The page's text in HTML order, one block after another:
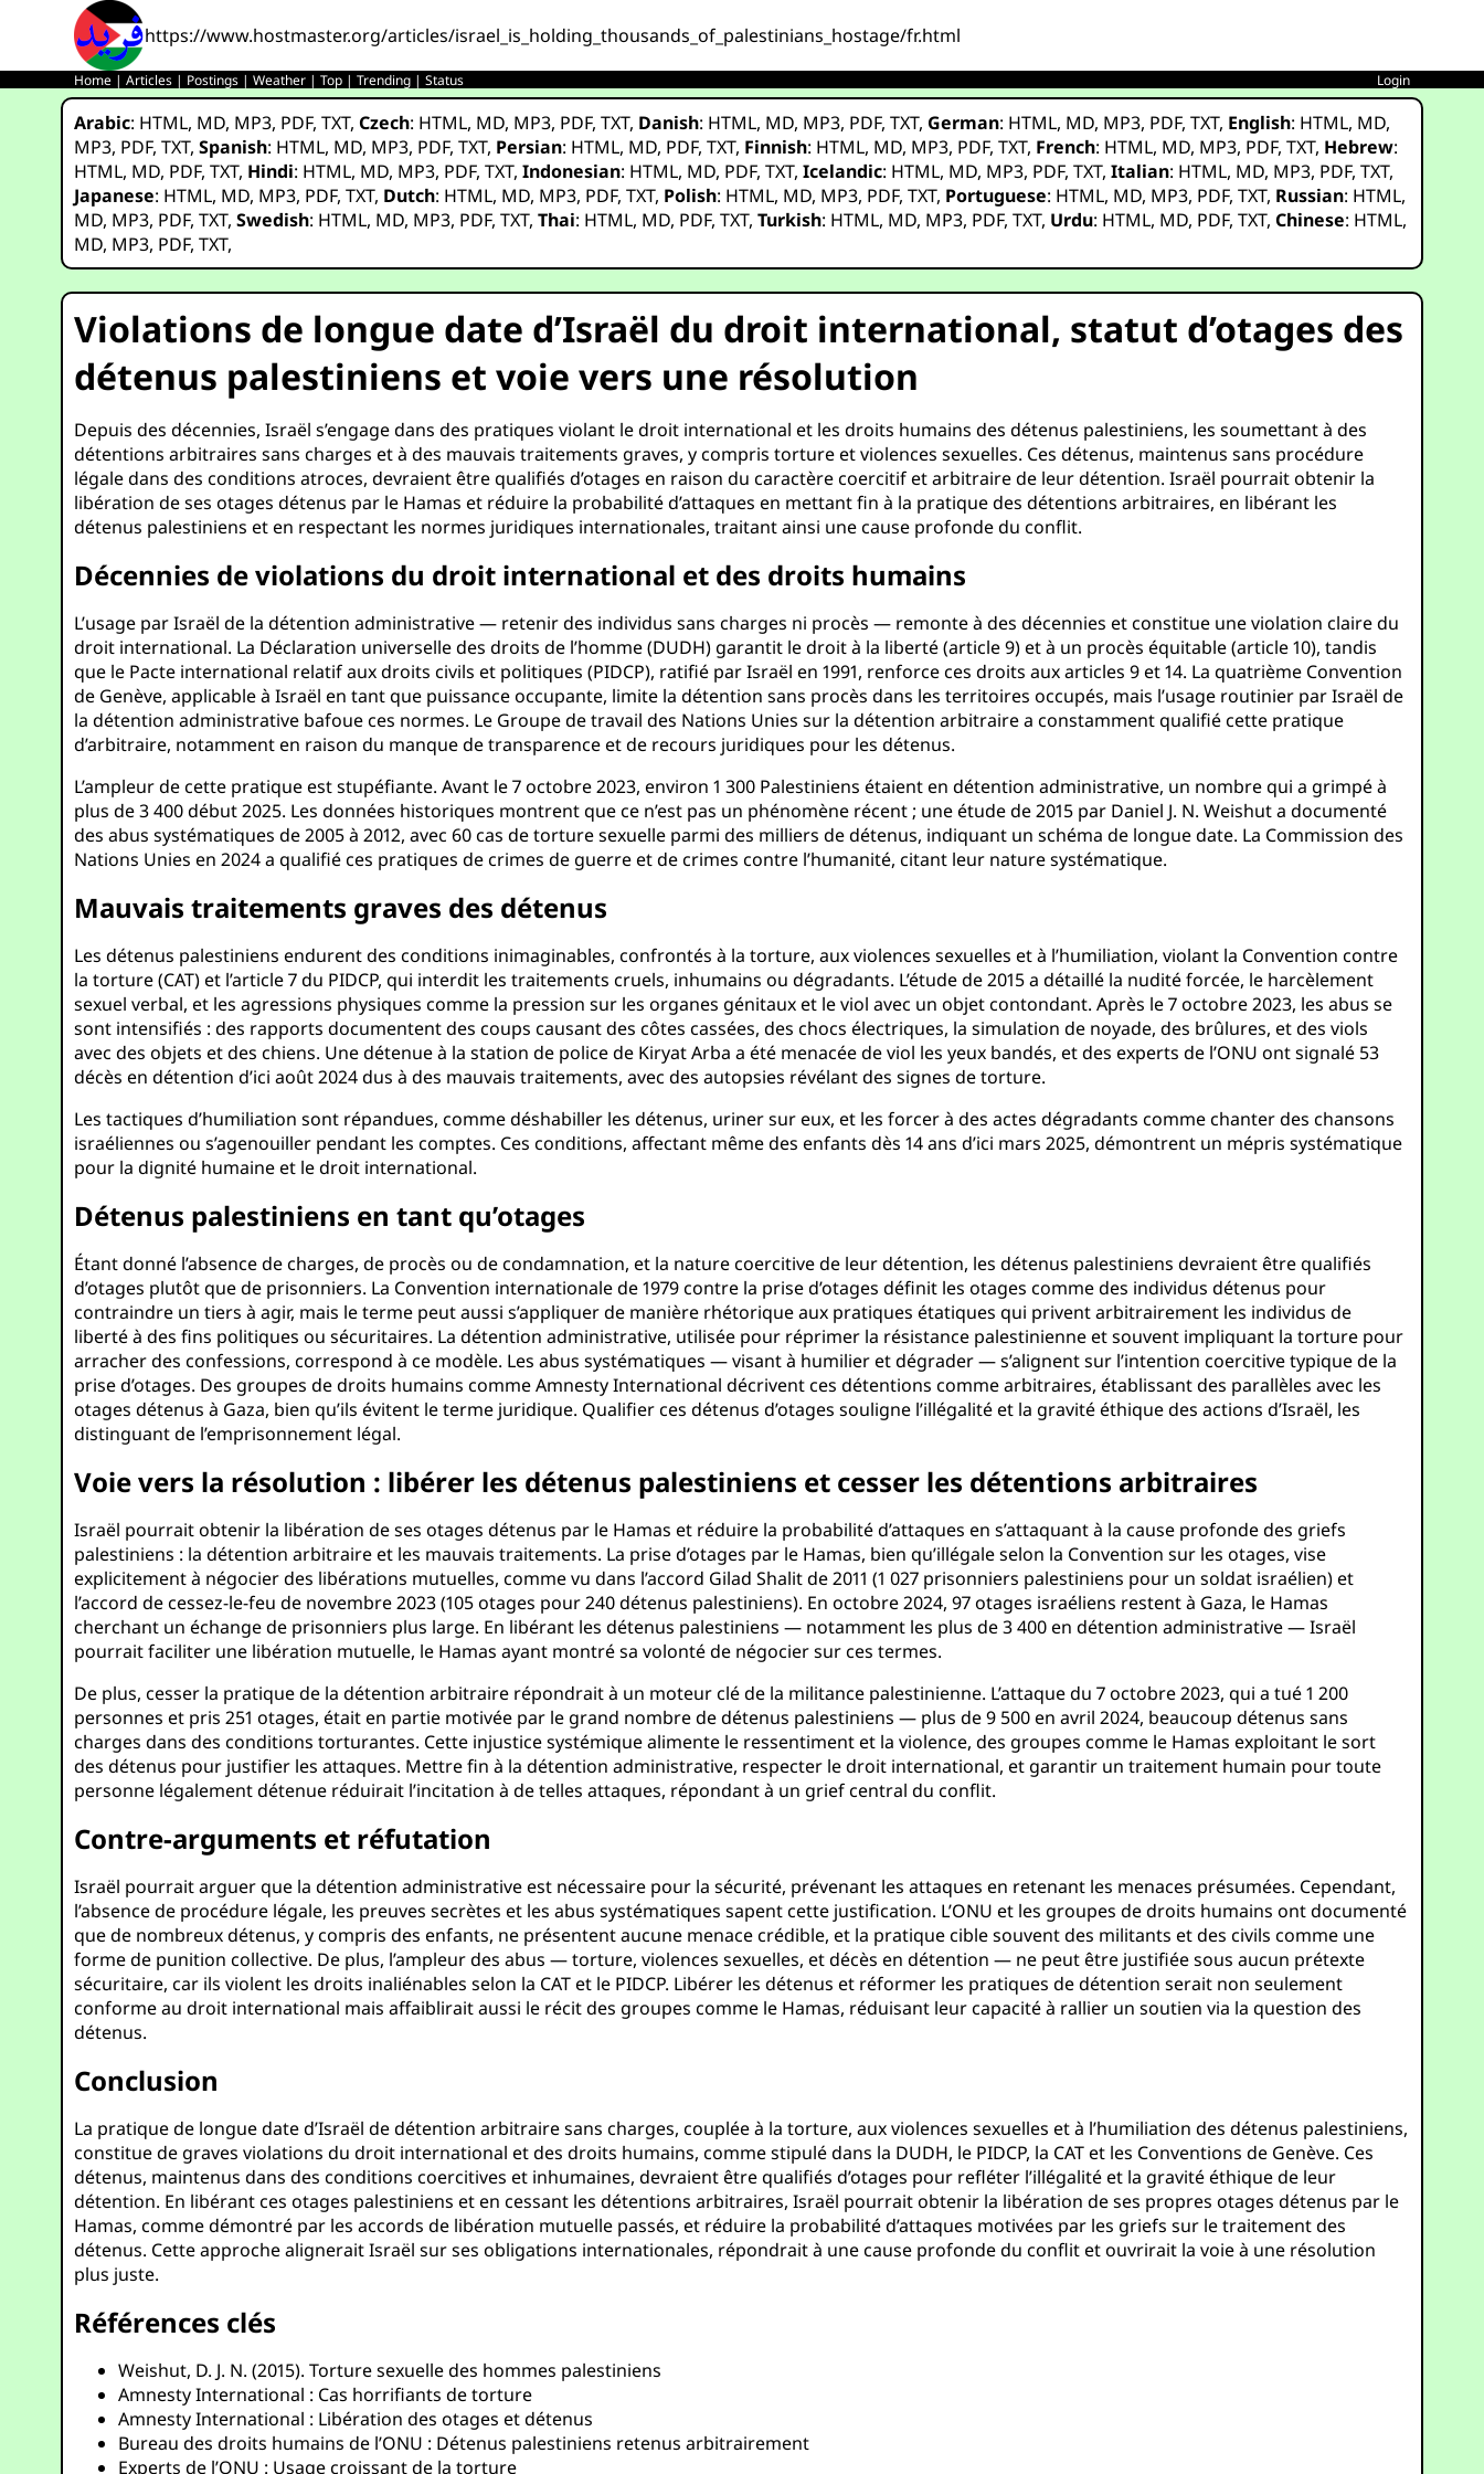
https://www.hostmaster.org/articles/israel_is_holding_thousands_of_palestinians_hostage/fr.html
Home |Articles | Postings |Weather |Top |Trending |Status Login
Arabic: HTML, MD, MP3, PDF,TXT,Czech: HTML, MD, MP3, PDF,TXT, Danish: HTML, MD, MP3, PDF,TXT, German: HTML, MD, MP3, PDF,TXT, English: HTML, MD,
MP3, PDF,TXT,Spanish: HTML, MD, MP3, PDF,TXT, Persian: HTML, MD, PDF,TXT, Finnish: HTML, MD, MP3, PDF,TXT, French: HTML, MD, MP3, PDF,TXT, Hebrew:
HTML, MD, PDF,TXT, Hindi: HTML, MD, MP3, PDF,TXT,Indonesian: HTML, MD, PDF,TXT,Icelandic: HTML, MD, MP3, PDF,TXT,Italian: HTML, MD, MP3, PDF,TXT,
Japanese: HTML, MD, MP3, PDF,TXT, Dutch: HTML, MD, MP3, PDF,TXT, Polish: HTML, MD, MP3, PDF,TXT, Portuguese: HTML, MD, MP3, PDF,TXT, Russian: HTML,
MD, MP3, PDF,TXT,Swedish: HTML, MD, MP3, PDF,TXT,Thai: HTML, MD, PDF,TXT,Turkish: HTML, MD, MP3, PDF,TXT, Urdu: HTML, MD, PDF,TXT,Chinese: HTML,
MD, MP3, PDF,TXT,
Violations de longue date d’Israël du droit international, statut d’otages des
détenus palestiniens et voie vers une résolution
Depuis des décennies, Israël s’engage dans des pratiques violant le droit international et les droits humains des détenus palestiniens, les soumettant à des
détentions arbitraires sans charges et à des mauvais traitements graves, y compris torture et violences sexuelles. Ces détenus, maintenus sans procédure
légale dans des conditions atroces, devraient être qualifiés d’otages en raison du caractère coercitif et arbitraire de leur détention. Israël pourrait obtenir la
libération de ses otages détenus par le Hamas et réduire la probabilité d’attaques en mettant fin à la pratique des détentions arbitraires, en libérant les
détenus palestiniens et en respectant les normes juridiques internationales, traitant ainsi une cause profonde du conflit.
Décennies de violations du droit international et des droits humains
L’usage par Israël de la détention administrative — retenir des individus sans charges ni procès — remonte à des décennies et constitue une violation claire du
droit international. La Déclaration universelle des droits de l’homme (DUDH) garantit le droit à la liberté (article 9) et à un procès équitable (article 10), tandis
que le Pacte international relatif aux droits civils et politiques (PIDCP), ratifié par Israël en 1991, renforce ces droits aux articles 9 et 14. La quatrième Convention
de Genève, applicable à Israël en tant que puissance occupante, limite la détention sans procès dans les territoires occupés, mais l’usage routinier par Israël de
la détention administrative bafoue ces normes. Le Groupe de travail des Nations Unies sur la détention arbitraire a constamment qualifié cette pratique
d’arbitraire, notamment en raison du manque de transparence et de recours juridiques pour les détenus.
L’ampleur de cette pratique est stupéfiante. Avant le 7 octobre 2023, environ 1 300 Palestiniens étaient en détention administrative, un nombre qui a grimpé à
plus de 3 400 début 2025. Les données historiques montrent que ce n’est pas un phénomène récent ; une étude de 2015 par Daniel J. N. Weishut a documenté
des abus systématiques de 2005 à 2012, avec 60 cas de torture sexuelle parmi des milliers de détenus, indiquant un schéma de longue date. La Commission des
Nations Unies en 2024 a qualifié ces pratiques de crimes de guerre et de crimes contre l’humanité, citant leur nature systématique.
Mauvais traitements graves des détenus
Les détenus palestiniens endurent des conditions inimaginables, confrontés à la torture, aux violences sexuelles et à l’humiliation, violant la Convention contre
la torture (CAT) et l’article 7 du PIDCP, qui interdit les traitements cruels, inhumains ou dégradants. L’étude de 2015 a détaillé la nudité forcée, le harcèlement
sexuel verbal, et les agressions physiques comme la pression sur les organes génitaux et le viol avec un objet contondant. Après le 7 octobre 2023, les abus se
sont intensifiés : des rapports documentent des coups causant des côtes cassées, des chocs électriques, la simulation de noyade, des brûlures, et des viols
avec des objets et des chiens. Une détenue à la station de police de Kiryat Arba a été menacée de viol les yeux bandés, et des experts de l’ONU ont signalé 53
décès en détention d’ici août 2024 dus à des mauvais traitements, avec des autopsies révélant des signes de torture.
Les tactiques d’humiliation sont répandues, comme déshabiller les détenus, uriner sur eux, et les forcer à des actes dégradants comme chanter des chansons
israéliennes ou s’agenouiller pendant les comptes. Ces conditions, affectant même des enfants dès 14 ans d’ici mars 2025, démontrent un mépris systématique
pour la dignité humaine et le droit international.
Détenus palestiniens en tant qu’otages
Étant donné l’absence de charges, de procès ou de condamnation, et la nature coercitive de leur détention, les détenus palestiniens devraient être qualifiés
d’otages plutôt que de prisonniers. La Convention internationale de 1979 contre la prise d’otages définit les otages comme des individus détenus pour
contraindre un tiers à agir, mais le terme peut aussi s’appliquer de manière rhétorique aux pratiques étatiques qui privent arbitrairement les individus de
liberté à des fins politiques ou sécuritaires. La détention administrative, utilisée pour réprimer la résistance palestinienne et souvent impliquant la torture pour
arracher des confessions, correspond à ce modèle. Les abus systématiques — visant à humilier et dégrader — s’alignent sur l’intention coercitive typique de la
prise d’otages. Des groupes de droits humains comme Amnesty International décrivent ces détentions comme arbitraires, établissant des parallèles avec les
otages détenus à Gaza, bien qu’ils évitent le terme juridique. Qualifier ces détenus d’otages souligne l’illégalité et la gravité éthique des actions d’Israël, les
distinguant de l’emprisonnement légal.
Voie vers la résolution : libérer les détenus palestiniens et cesser les détentions arbitraires
Israël pourrait obtenir la libération de ses otages détenus par le Hamas et réduire la probabilité d’attaques en s’attaquant à la cause profonde des griefs
palestiniens : la détention arbitraire et les mauvais traitements. La prise d’otages par le Hamas, bien qu’illégale selon la Convention sur les otages, vise
explicitement à négocier des libérations mutuelles, comme vu dans l’accord Gilad Shalit de 2011 (1 027 prisonniers palestiniens pour un soldat israélien) et
l’accord de cessez-le-feu de novembre 2023 (105 otages pour 240 détenus palestiniens). En octobre 2024, 97 otages israéliens restent à Gaza, le Hamas
cherchant un échange de prisonniers plus large. En libérant les détenus palestiniens — notamment les plus de 3 400 en détention administrative — Israël
pourrait faciliter une libération mutuelle, le Hamas ayant montré sa volonté de négocier sur ces termes.
De plus, cesser la pratique de la détention arbitraire répondrait à un moteur clé de la militance palestinienne. L’attaque du 7 octobre 2023, qui a tué 1 200
personnes et pris 251 otages, était en partie motivée par le grand nombre de détenus palestiniens — plus de 9 500 en avril 2024, beaucoup détenus sans
charges dans des conditions torturantes. Cette injustice systémique alimente le ressentiment et la violence, des groupes comme le Hamas exploitant le sort
des détenus pour justifier les attaques. Mettre fin à la détention administrative, respecter le droit international, et garantir un traitement humain pour toute
personne légalement détenue réduirait l’incitation à de telles attaques, répondant à un grief central du conflit.
Contre-arguments et réfutation
Israël pourrait arguer que la détention administrative est nécessaire pour la sécurité, prévenant les attaques en retenant les menaces présumées. Cependant,
l’absence de procédure légale, les preuves secrètes et les abus systématiques sapent cette justification. L’ONU et les groupes de droits humains ont documenté
que de nombreux détenus, y compris des enfants, ne présentent aucune menace crédible, et la pratique cible souvent des militants et des civils comme une
forme de punition collective. De plus, l’ampleur des abus — torture, violences sexuelles, et décès en détention — ne peut être justifiée sous aucun prétexte
sécuritaire, car ils violent les droits inaliénables selon la CAT et le PIDCP. Libérer les détenus et réformer les pratiques de détention serait non seulement
conforme au droit international mais affaiblirait aussi le récit des groupes comme le Hamas, réduisant leur capacité à rallier un soutien via la question des
détenus.
Conclusion
La pratique de longue date d’Israël de détention arbitraire sans charges, couplée à la torture, aux violences sexuelles et à l’humiliation des détenus palestiniens,
constitue de graves violations du droit international et des droits humains, comme stipulé dans la DUDH, le PIDCP, la CAT et les Conventions de Genève. Ces
détenus, maintenus dans des conditions coercitives et inhumaines, devraient être qualifiés d’otages pour refléter l’illégalité et la gravité éthique de leur
détention. En libérant ces otages palestiniens et en cessant les détentions arbitraires, Israël pourrait obtenir la libération de ses propres otages détenus par le
Hamas, comme démontré par les accords de libération mutuelle passés, et réduire la probabilité d’attaques motivées par les griefs sur le traitement des
détenus. Cette approche alignerait Israël sur ses obligations internationales, répondrait à une cause profonde du conflit et ouvrirait la voie à une résolution
plus juste.
Références clés
Weishut, D. J. N. (2015). Torture sexuelle des hommes palestiniens
Amnesty International : Cas horrifiants de torture
Amnesty International : Libération des otages et détenus
Bureau des droits humains de l’ONU : Détenus palestiniens retenus arbitrairement
Experts de l’ONU : Usage croissant de la torture